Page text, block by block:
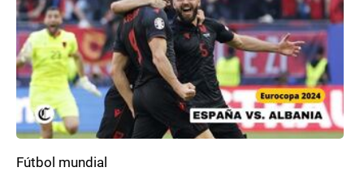
Fútbol mundial